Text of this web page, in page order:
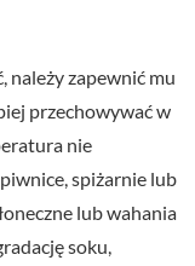
należy zapewnić mu
przechowywać w
nie
spiżarnie lub
lub wahania
soku,